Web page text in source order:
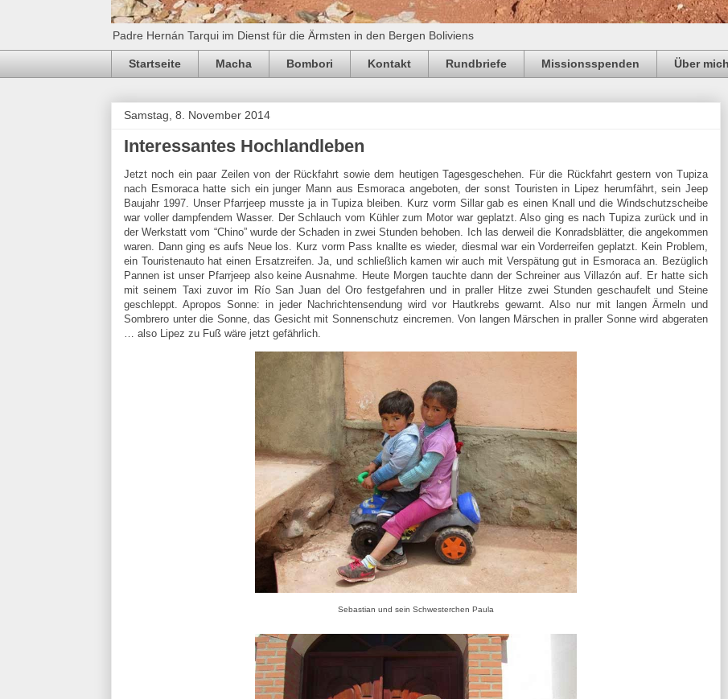
Padre Hernán Tarqui im Dienst für die Ärmsten in den Bergen Boliviens
Startseite Macha Bombori Kontakt Rundbriefe Missionsspenden Über mich
Samstag, 8. November 2014
Interessantes Hochlandleben
Jetzt noch ein paar Zeilen von der Rückfahrt sowie dem heutigen Tagesgeschehen. Für die Rückfahrt gestern von Tupiza
nach Esmoraca hatte sich ein junger Mann aus Esmoraca angeboten, der sonst Touristen in Lipez herumfährt, sein Jeep
Baujahr 1997. Unser Pfarrjeep musste ja in Tupiza bleiben. Kurz vorm Sillar gab es einen Knall und die Windschutzscheibe
war voller dampfendem Wasser. Der Schlauch vom Kühler zum Motor war geplatzt. Also ging es nach Tupiza zurück und in
der Werkstatt vom “Chino” wurde der Schaden in zwei Stunden behoben. Ich las derweil die Konradsblätter, die angekommen
waren. Dann ging es aufs Neue los. Kurz vorm Pass knallte es wieder, diesmal war ein Vorderreifen geplatzt. Kein Problem,
ein Touristenauto hat einen Ersatzreifen. Ja, und schließlich kamen wir auch mit Verspätung gut in Esmoraca an. Bezüglich
Pannen ist unser Pfarrjeep also keine Ausnahme. Heute Morgen tauchte dann der Schreiner aus Villazón auf. Er hatte sich
mit seinem Taxi zuvor im Río San Juan del Oro festgefahren und in praller Hitze zwei Stunden geschaufelt und Steine
geschleppt. Apropos Sonne: in jeder Nachrichtensendung wird vor Hautkrebs gewarnt. Also nur mit langen Ärmeln und
Sombrero unter die Sonne, das Gesicht mit Sonnenschutz eincremen. Von langen Märschen in praller Sonne wird abgeraten
… also Lipez zu Fuß wäre jetzt gefährlich.
Sebastian und sein Schwesterchen Paula